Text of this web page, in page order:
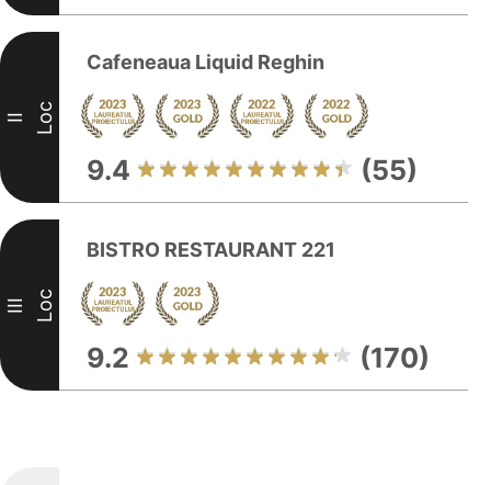
II Loc
Cafeneaua Liquid Reghin
9.4 (55)
III Loc
BISTRO RESTAURANT 221
9.2 (170)